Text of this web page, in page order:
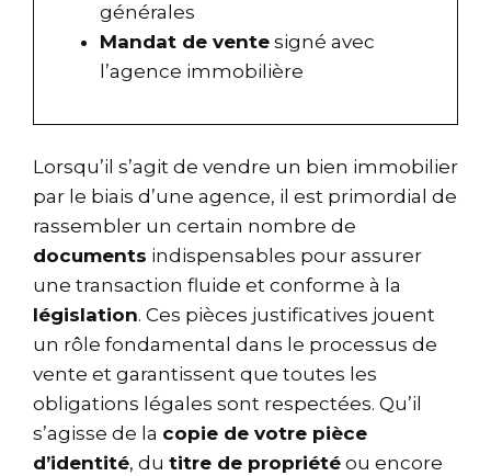
générales
Mandat de ventesigné avec
l’agence immobilière
Lorsqu’il s’agit de vendre un bien immobilier
par le biais d’une agence, il est primordial de
rassembler un certain nombre de
documents indispensables pour assurer
une transaction fluide et conforme à la
législation. Ces pièces justificatives jouent
un rôle fondamental dans le processus de
vente et garantissent que toutes les
obligations légales sont respectées. Qu’il
s’agisse de la copie de votre pièce
d’identité, du titre de propriété ou encore